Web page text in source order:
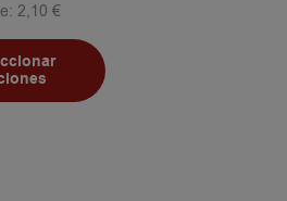
2,10 €